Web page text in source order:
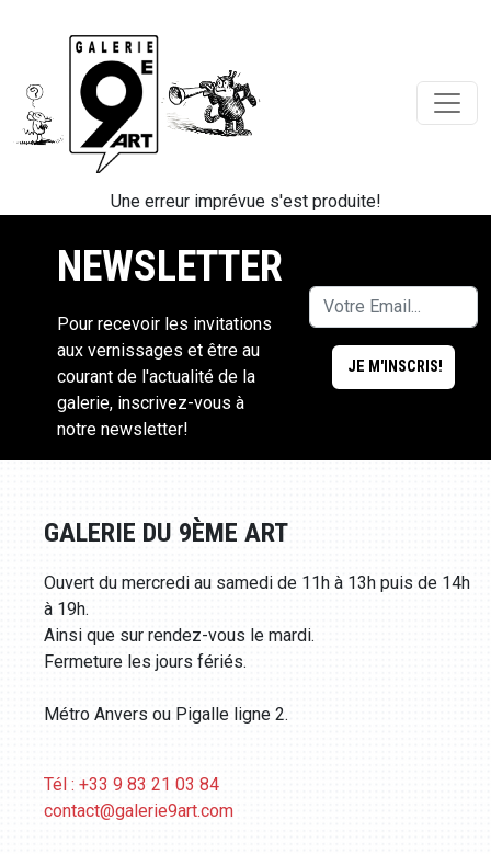
Une erreur imprévue s'est produite!
NEWSLETTER
Pour recevoir les invitations
aux vernissages et être au
courant de l'actualité de la
galerie, inscrivez-vous à
notre newsletter!
GALERIE DU 9ÈME ART
Ouvert du mercredi au samedi de 11h à 13h puis de 14h
à 19h.
Ainsi que sur rendez-vous le mardi.
Fermeture les jours fériés.
Métro Anvers ou Pigalle ligne 2.
Tél : +33 9 83 21 03 84
contact@galerie9art.com